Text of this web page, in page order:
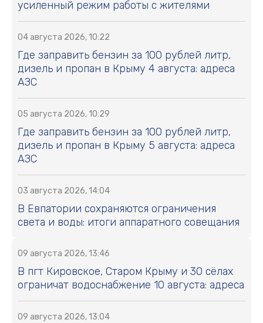
усиленный режим работы с жителями
04 августа 2026, 10:22
Где заправить бензин за 100 рублей литр,
дизель и пропан в Крыму 4 августа: адреса
АЗС
05 августа 2026, 10:29
Где заправить бензин за 100 рублей литр,
дизель и пропан в Крыму 5 августа: адреса
АЗС
03 августа 2026, 14:04
В Евпатории сохраняются ограничения
света и воды: итоги аппаратного совещания
09 августа 2026, 13:46
В пгт Кировское, Старом Крыму и 30 сёлах
ограничат водоснабжение 10 августа: адреса
09 августа 2026, 13:04